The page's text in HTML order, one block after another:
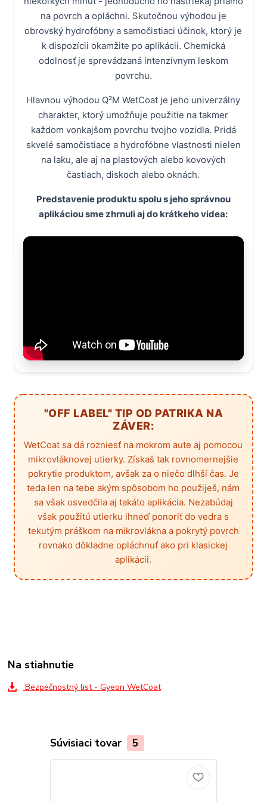
na povrch a opláchni. Skutočnou výhodou je
obrovský hydrofóbny a samočistiaci účinok, ktorý je
k dispozícii okamžite po aplikácii. Chemická
odolnosť je sprevádzaná intenzívnym leskom
povrchu.
Hlavnou výhodou Q²M WetCoat je jeho univerzálny
charakter, ktorý umožňuje použitie na takmer
každom vonkajšom povrchu tvojho vozidla. Pridá
skvelé samočistiace a hydrofóbne vlastnosti nielen
na laku, ale aj na plastových alebo kovových
častiach, diskoch alebo oknách.
Predstavenie produktu spolu s jeho správnou
aplikáciou sme zhrnuli aj do krátkeho videa:
"OFF LABEL" TIP OD PATRIKA NA
ZÁVER:
WetCoat sa dá rozniesť na mokrom aute aj pomocou
mikrovláknovej utierky. Získaš tak rovnomernejšie
pokrytie produktom, avšak za o niečo dlhší čas. Je
teda len na tebe akým spôsobom ho použiješ, nám
sa však osvedčila aj takáto aplikácia. Nezabúdaj
však použitú utierku ihneď ponoriť do vedra s
tekutým práškom na mikrovlákna a pokrytý povrch
rovnako dôkladne opláchnuť ako pri klasickej
aplikácii.
Na stiahnutie
Bezpečnostný list - Gyeon WetCoat
Súvisiaci tovar 5